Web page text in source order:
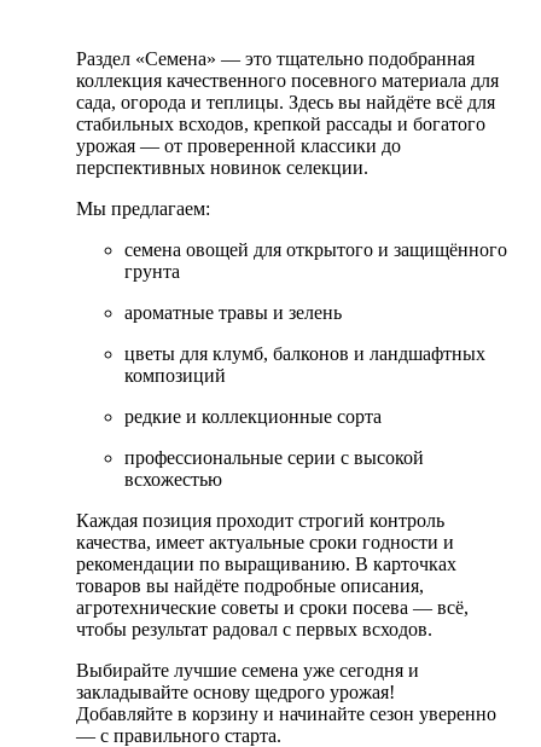
Раздел «Семена» — это тщательно подобранная
коллекция качественного посевного материала для
сада, огорода и теплицы. Здесь вы найдёте всё для
стабильных всходов, крепкой рассады и богатого
урожая — от проверенной классики до
перспективных новинок селекции.
Мы предлагаем:
семена овощей для открытого и защищённого
грунта
ароматные травы и зелень
цветы для клумб, балконов и ландшафтных
композиций
редкие и коллекционные сорта
профессиональные серии с высокой
всхожестью
Каждая позиция проходит строгий контроль
качества, имеет актуальные сроки годности и
рекомендации по выращиванию. В карточках
товаров вы найдёте подробные описания,
агротехнические советы и сроки посева — всё,
чтобы результат радовал с первых всходов.
Выбирайте лучшие семена уже сегодня и
закладывайте основу щедрого урожая!
Добавляйте в корзину и начинайте сезон уверенно
— с правильного старта.